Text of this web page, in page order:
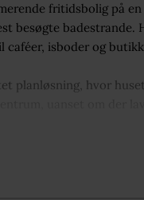
fritidsbolig på
besøgte
caféer, isboder og
planløsning, hvor